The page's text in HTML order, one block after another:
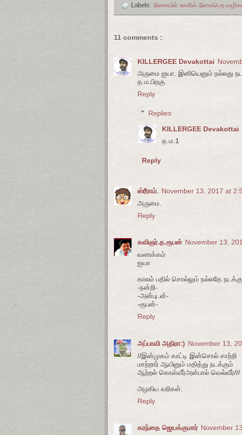
Labels: நிலையில் உலகில் நிலைபெற
11 comments :
KILLERGEE Devakottai
அருமை ஐயா. இனியெனும் நல்லது
த.ம.பிறகு
Reply
Replies
KILLERGEE Devakottai
த.ம.1
Reply
ஸ்ரீராம். November 13, 2017 at
அருமை.
Reply
கவிஞர்.த.ரூபன் November 13,
வணக்கம்
ஐயா
காலம் பதில் சொல்லும் நல்லதே
-நன்றி-
-அன்புடன்-
-ரூபன்-
Reply
அப்பாவி அதிரா:) November 13,
//இன்முகம் காட்டி இன்சொல் சாற்றி
மாற்றார் ஆயினும் மதித்து நடக்கும்
ஆற்றல் கொள்வீர்அன்பால் வெல்வீர்///
அழகிய வரிகள்.
Reply
கரந்தை ஜெயக்குமார் November